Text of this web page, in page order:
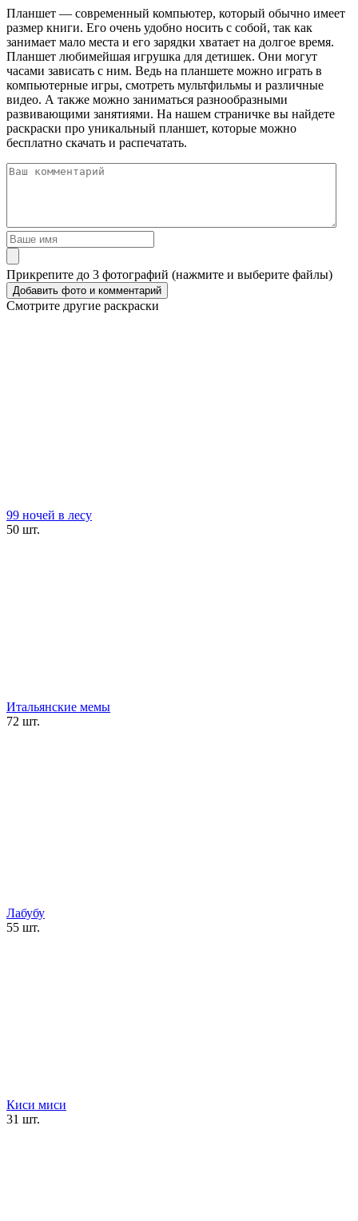
Планшет — современный компьютер, который обычно имеет
размер книги. Его очень удобно носить с собой, так как
занимает мало места и его зарядки хватает на долгое время.
Планшет любимейшая игрушка для детишек. Они могут
часами зависать с ним. Ведь на планшете можно играть в
компьютерные игры, смотреть мультфильмы и различные
видео. А также можно заниматься разнообразными
развивающими занятиями. На нашем страничке вы найдете
раскраски про уникальный планшет, которые можно
бесплатно скачать и распечатать.
Прикрепите до 3 фотографий (нажмите и выберите файлы)
Смотрите другие раскраски
99 ночей в лесу
50 шт.
Итальянские мемы
72 шт.
Лабубу
55 шт.
Киси миси
31 шт.